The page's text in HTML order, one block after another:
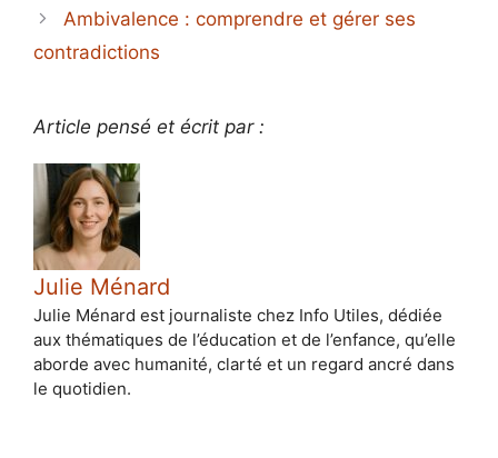
Ambivalence : comprendre et gérer ses
contradictions
Article pensé et écrit par :
Julie Ménard
Julie Ménard est journaliste chez Info Utiles, dédiée
aux thématiques de l’éducation et de l’enfance, qu’elle
aborde avec humanité, clarté et un regard ancré dans
le quotidien.